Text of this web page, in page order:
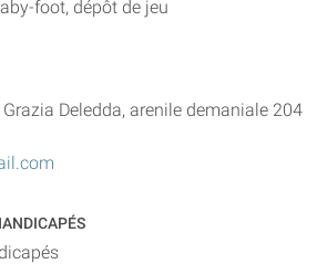
foot, dépôt de jeu
Deledda, arenile demaniale 204